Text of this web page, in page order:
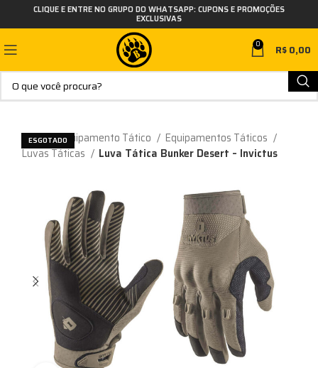
CLIQUE E ENTRE NO GRUPO DO WHATSAPP: CUPONS E PROMOÇÕES
EXCLUSIVAS
0 R$0,00
Início Equipamento Tático
Equipamentos Táticos
Luvas Táticas
Luva Tática Bunker Desert – Invictus
ESGOTADO